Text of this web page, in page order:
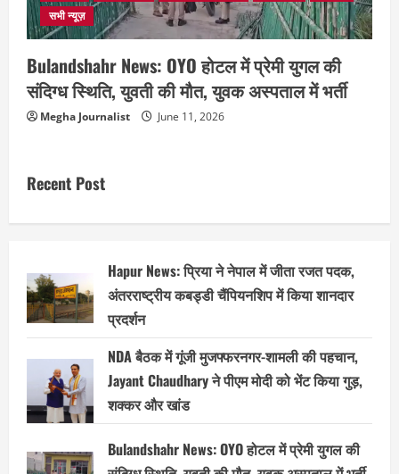
सभी न्यूज़
Bulandshahr News: OYO होटल में प्रेमी युगल की
संदिग्ध स्थिति, युवती की मौत, युवक अस्पताल में भर्ती
Megha Journalist June 11, 2026
Recent Post
Hapur News: प्रिया ने नेपाल में जीता रजत पदक,
अंतरराष्ट्रीय कबड्डी चैंपियनशिप में किया शानदार
प्रदर्शन
NDA बैठक में गूंजी मुजफ्फरनगर-शामली की पहचान,
Jayant Chaudhary ने पीएम मोदी को भेंट किया गुड़,
शक्कर और खांड
Bulandshahr News: OYO होटल में प्रेमी युगल की